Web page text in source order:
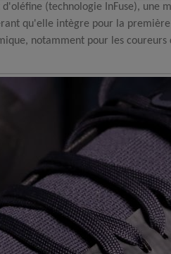
(technologie InFuse), une
qu'elle intègre pour la
notamment pour les